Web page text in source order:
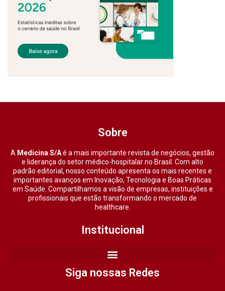
Sobre
A Medicina S/Aé a mais importante revista de negócios, gestão
e liderança do setor médico-hospitalar no Brasil. Com alto
padrão editorial, nosso conteúdo apresenta os mais recentes e
importantes avanços em Inovação, Tecnologia e Boas Práticas
em Saúde. Compartilhamos a visão de empresas, instituições e
profissionais que estão transformando o mercado de
healthcare.
Institucional
Siga nossas Redes